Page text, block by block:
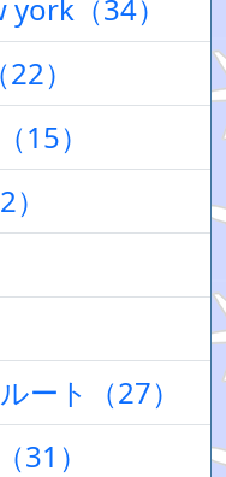
（34）
）
15）
ート（27）
31）